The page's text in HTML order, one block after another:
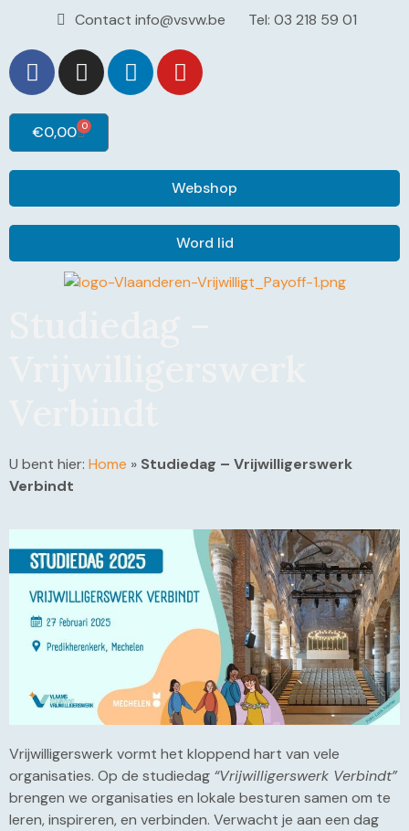
Contact info@vsvw.be Tel: 03 218 59 01
€0,00 0
Webshop
Word lid
U bent hier: Home » Studiedag – Vrijwilligerswerk
Verbindt
Vrijwilligerswerk vormt het kloppend hart van vele
organisaties. Op de studiedag “Vrijwilligerswerk Verbindt”
brengen we organisaties en lokale besturen samen om te
leren, inspireren, en verbinden. Verwacht je aan een dag